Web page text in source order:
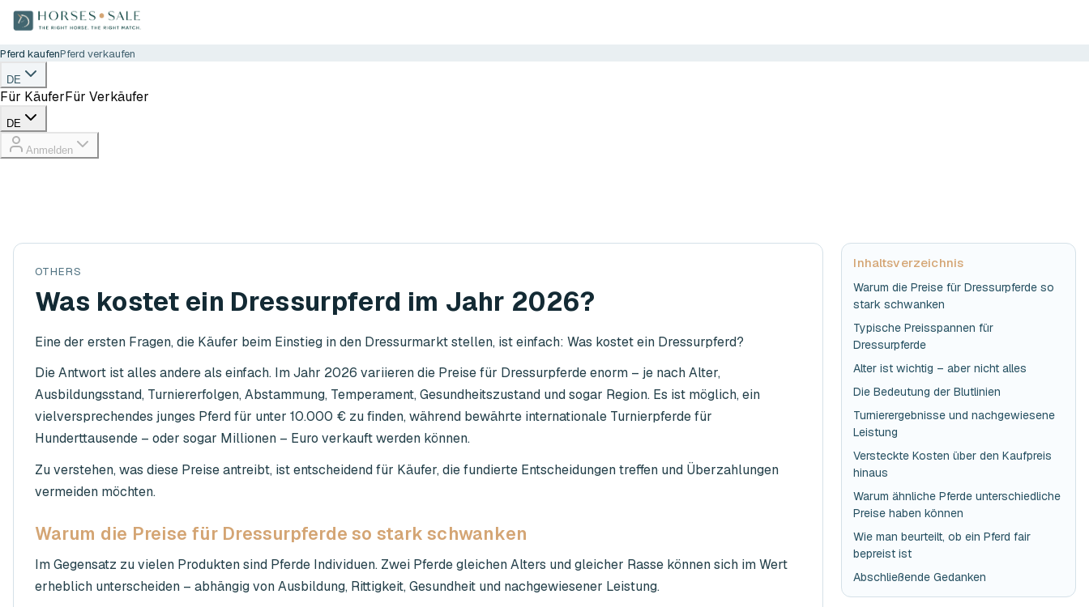
Pferd kaufenPferd verkaufen
DE
Für KäuferFür Verkäufer
DE
Anmelden
OTHERS
Was kostet ein Dressurpferd im Jahr 2026?
Eine der ersten Fragen, die Käufer beim Einstieg in den Dressurmarkt stellen, ist einfach: Was kostet ein Dressurpferd?
Die Antwort ist alles andere als einfach. Im Jahr 2026 variieren die Preise für Dressurpferde enorm – je nach Alter,
Ausbildungsstand, Turniererfolgen, Abstammung, Temperament, Gesundheitszustand und sogar Region. Es ist möglich, ein
vielversprechendes junges Pferd für unter 10.000 € zu finden, während bewährte internationale Turnierpferde für
Hunderttausende – oder sogar Millionen – Euro verkauft werden können.
Zu verstehen, was diese Preise antreibt, ist entscheidend für Käufer, die fundierte Entscheidungen treffen und Überzahlungen
vermeiden möchten.
Warum die Preise für Dressurpferde so stark schwanken
Im Gegensatz zu vielen Produkten sind Pferde Individuen. Zwei Pferde gleichen Alters und gleicher Rasse können sich im Wert
erheblich unterscheiden – abhängig von Ausbildung, Rittigkeit, Gesundheit und nachgewiesener Leistung.
Inhaltsverzeichnis
Warum die Preise für Dressurpferde so
stark schwanken
Typische Preisspannen für
Dressurpferde
Alter ist wichtig – aber nicht alles
Die Bedeutung der Blutlinien
Turnierergebnisse und nachgewiesene
Leistung
Versteckte Kosten über den Kaufpreis
hinaus
Warum ähnliche Pferde unterschiedliche
Preise haben können
Wie man beurteilt, ob ein Pferd fair
bepreist ist
Abschließende Gedanken